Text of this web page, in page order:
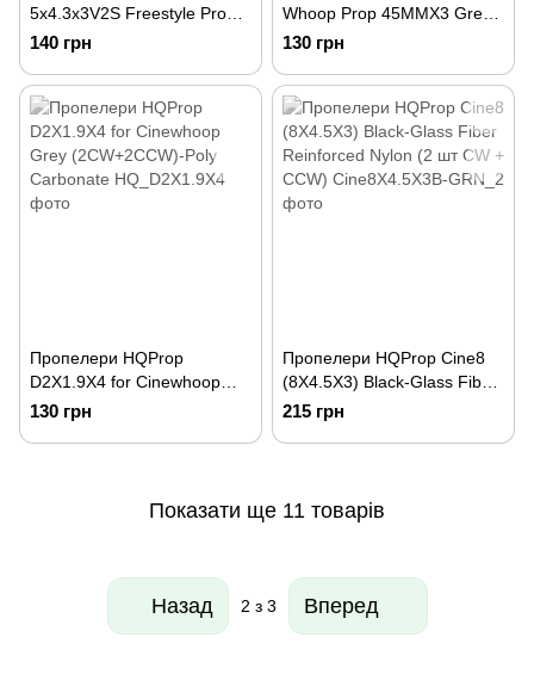
5x4.3x3V2S Freestyle Prop
(2CW+2CCW) – Poly
140 грн
Whoop Prop 45MMX3 Grey
(2CW+2CCW)-Poly
130 грн
Пропелери HQProp
D2X1.9X4 for Cinewhoop
Grey (2CW+2CCW)-Poly
130 грн
Пропелери HQProp Cine8
(8X4.5X3) Black-Glass Fiber
Reinforced Nylon (2 шт CW +
215 грн
Показати ще 11 товарів
Назад 2 з 3 Вперед